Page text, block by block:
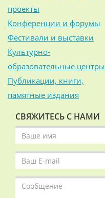
проекты
Конференции и форумы
Фестивали и выставки
Культурно-
образовательные центры
Публикации, книги,
памятные издания
СВЯЖИТЕСЬ С НАМИ